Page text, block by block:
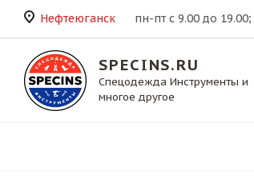
Нефтеюганск пн-пт с 9.00 до
SPECINS.RU
Спецодежда Инструменты и
многое другое